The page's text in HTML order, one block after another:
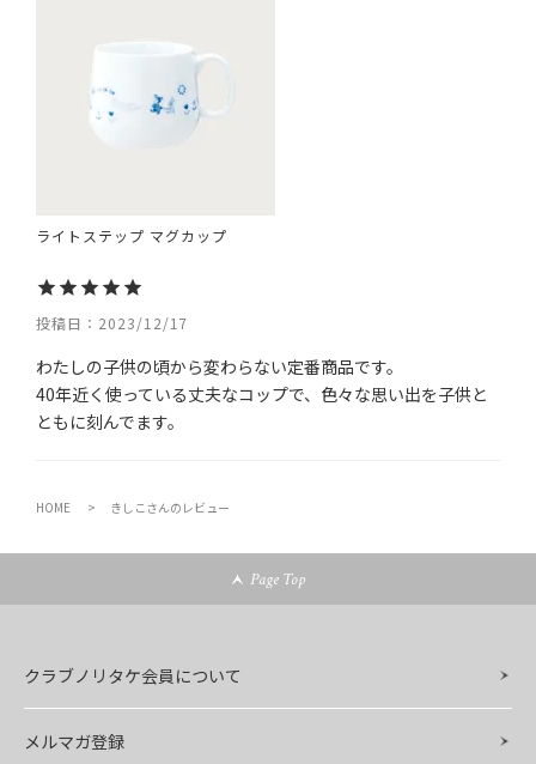
ライトステップ マグカップ
投稿日 2023/12/17
わたしの子供の頃から変わらない定番商品です。
40年近く使っている丈夫なコップで、色々な思い出を子供と
ともに刻んでます。
HOME きしこさんのレビュー
Page Top
クラブノリタケ会員について
メルマガ登録